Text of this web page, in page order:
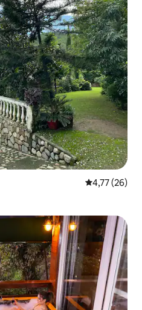
4,77 (26)